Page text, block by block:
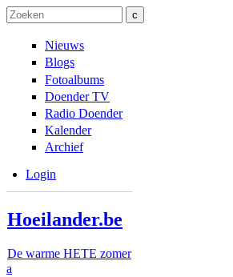
Overslaan en naar de inhoud gaan
Skip to navigation
Zoeken
Nieuws
Blogs
Fotoalbums
Doender TV
Radio Doender
Kalender
Archief
Login
Hoeilander.be
De warme HETE zomer
a